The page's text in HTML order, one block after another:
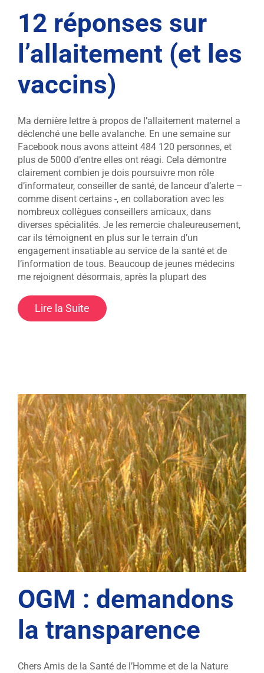
12 réponses sur
l’allaitement (et les
vaccins)
Ma dernière lettre à propos de l’allaitement maternel a
déclenché une belle avalanche. En une semaine sur
Facebook nous avons atteint 484 120 personnes, et
plus de 5000 d’entre elles ont réagi. Cela démontre
clairement combien je dois poursuivre mon rôle
d’informateur, conseiller de santé, de lanceur d’alerte –
comme disent certains -, en collaboration avec les
nombreux collègues conseillers amicaux, dans
diverses spécialités. Je les remercie chaleureusement,
car ils témoignent en plus sur le terrain d’un
engagement insatiable au service de la santé et de
l’information de tous. Beaucoup de jeunes médecins
me rejoignent désormais, après la plupart des
Lire la Suite
OGM : demandons
la transparence
Chers Amis de la Santé de l’Homme et de la Nature